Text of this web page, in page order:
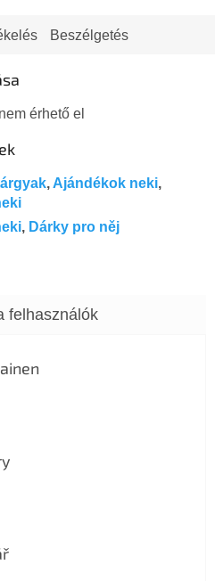
Beszélgetés
érhető el
, Ajándékok neki,
, Dárky pro něj
5-ből 5 csillag.
5-ből 5 csillag.
5-ből 5 csillag.